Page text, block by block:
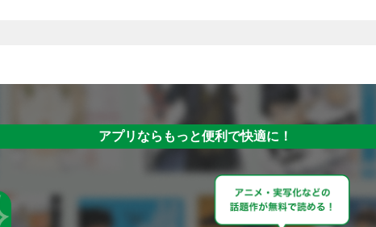
アプリならもっと便利で快適に！